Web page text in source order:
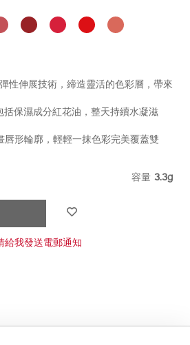
性伸展技術，締造靈活的色彩層，帶來
括保濕成分紅花油，整天持續水凝滋
唇形輪廓，輕輕一抹色彩完美覆蓋雙
容量 3.3g
給我發送電郵通知